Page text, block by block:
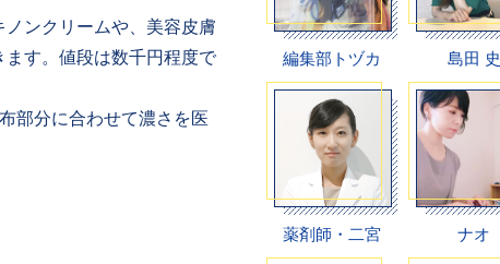
ンクリームや、美容皮膚
す。値段は数千円程度で
部分に合わせて濃さを医
編集部トヅカ 島田 史
薬剤師・二宮 ナオ